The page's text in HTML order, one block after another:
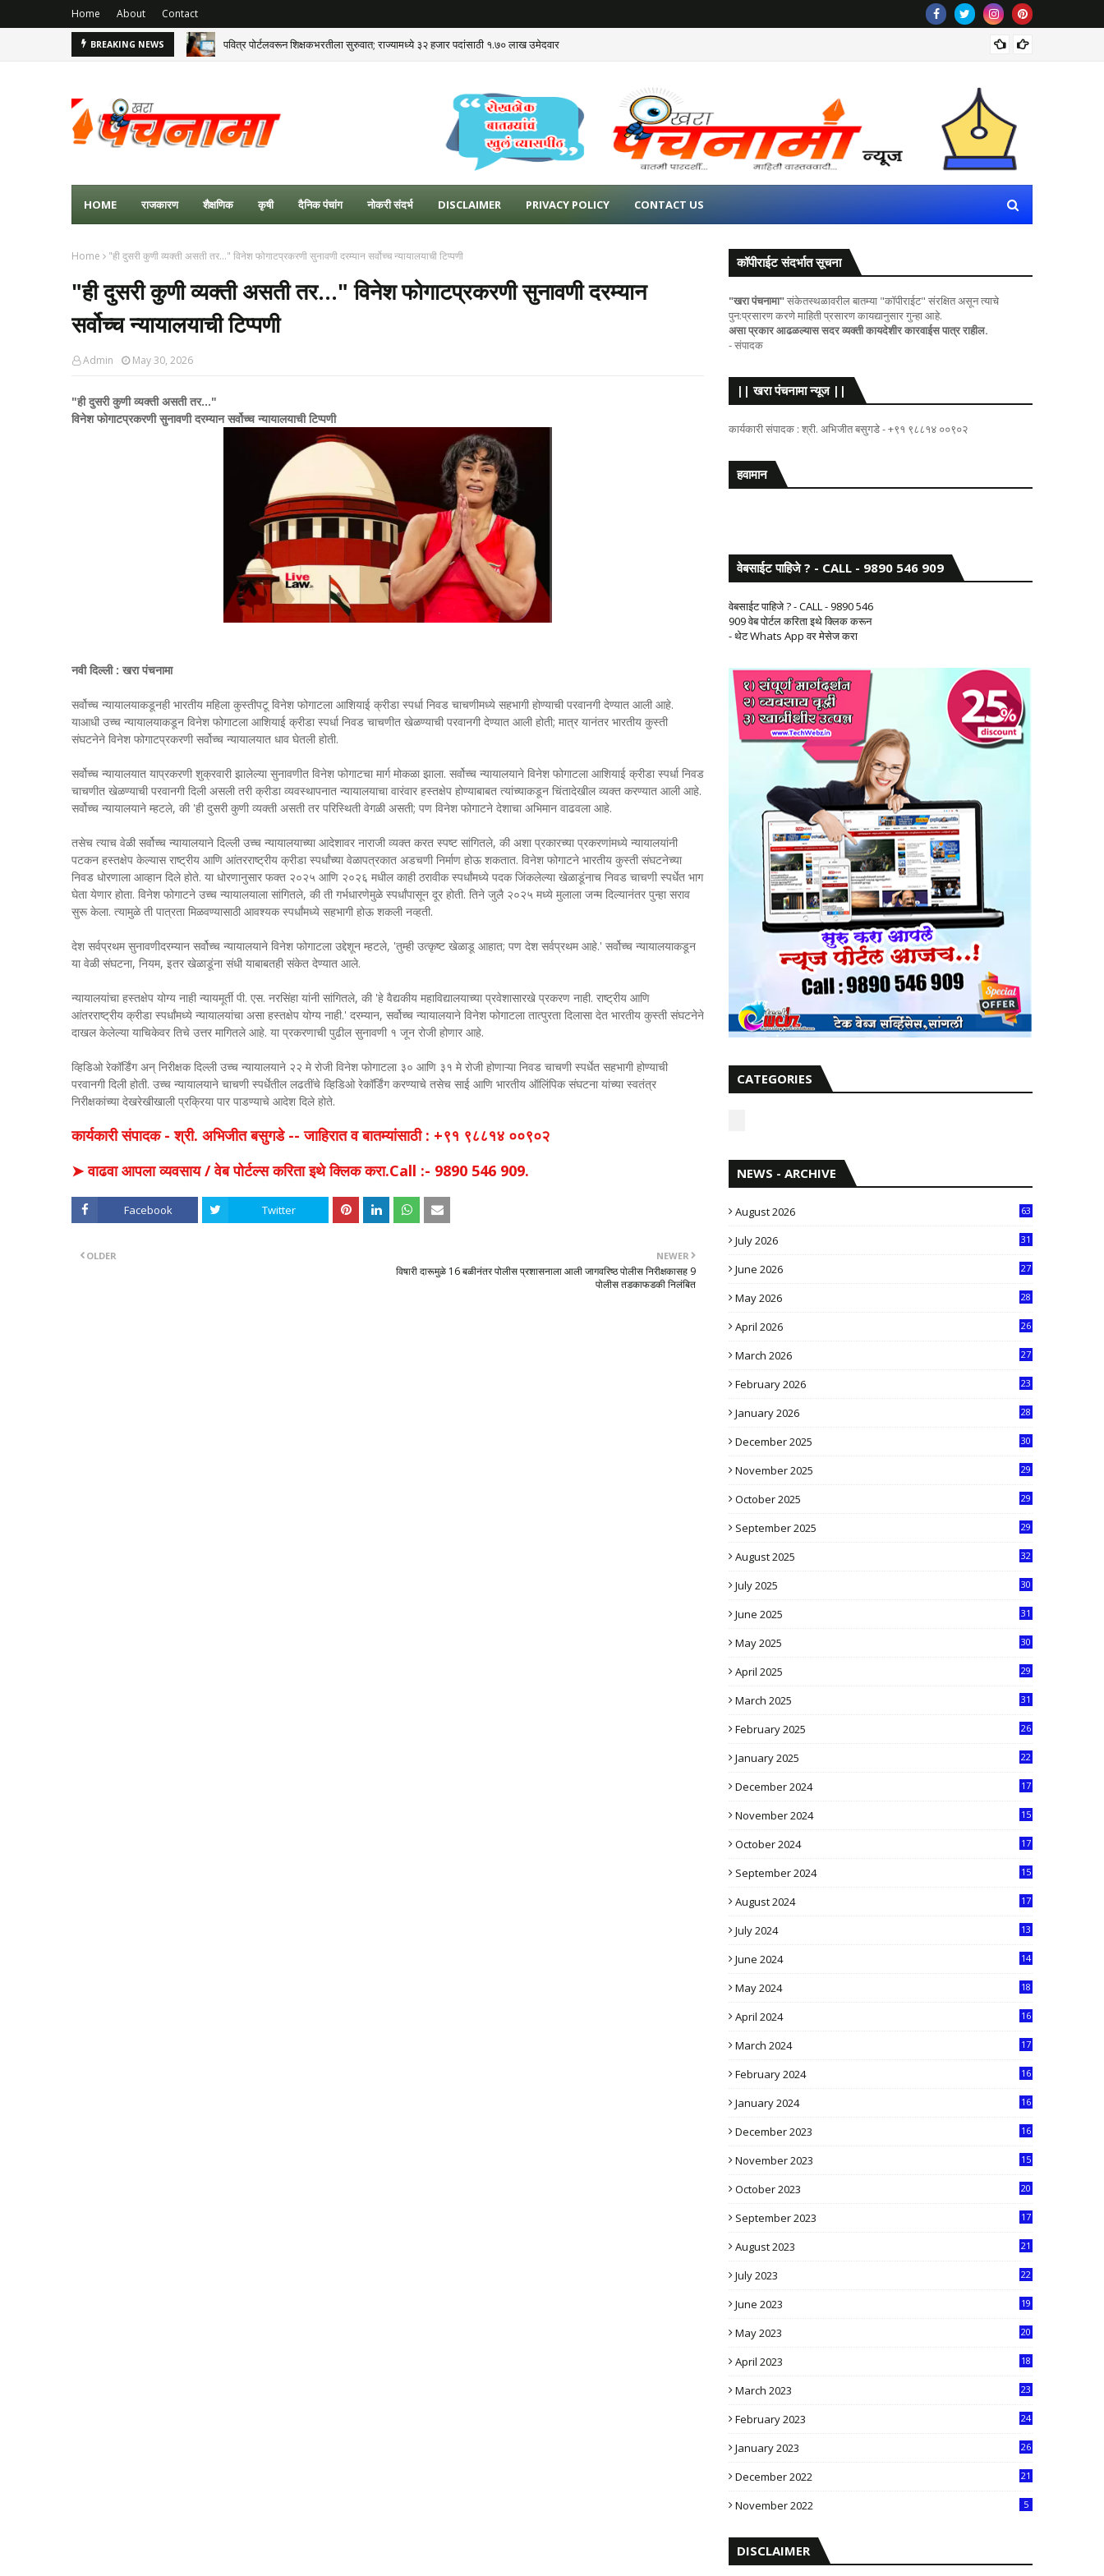
Home About Contact
BREAKING NEWS पवित्र पोर्टलवरून शिक्षकभरतीला सुरुवात; राज्यामध्ये ३२ हजार पदांसाठी १.७० लाख उमेदवार
HOME राजकारण शैक्षणिक कृषी दैनिक पंचांग नोकरी संदर्भ DISCLAIMER PRIVACY POLICY CONTACT US
Home "ही दुसरी कुणी व्यक्ती असती तर..." विनेश फोगाटप्रकरणी सुनावणी दरम्यान सर्वोच्च न्यायालयाची टिप्पणी
"ही दुसरी कुणी व्यक्ती असती तर..." विनेश फोगाटप्रकरणी सुनावणी दरम्यान
सर्वोच्च न्यायालयाची टिप्पणी
Admin May 30, 2026
"ही दुसरी कुणी व्यक्ती असती तर..."
विनेश फोगाटप्रकरणी सुनावणी दरम्यान सर्वोच्च न्यायालयाची टिप्पणी
नवी दिल्ली : खरा पंचनामा
सर्वोच्च न्यायालयाकडूनही भारतीय महिला कुस्तीपटू विनेश फोगाटला आशियाई क्रीडा स्पर्धा निवड चाचणीमध्ये सहभागी होण्याची परवानगी देण्यात आली आहे.
याआधी उच्च न्यायालयाकडून विनेश फोगाटला आशियाई क्रीडा स्पर्धा निवड चाचणीत खेळण्याची परवानगी देण्यात आली होती; मात्र यानंतर भारतीय कुस्ती
संघटनेने विनेश फोगाटप्रकरणी सर्वोच्च न्यायालयात धाव घेतली होती.
सर्वोच्च न्यायालयात याप्रकरणी शुक्रवारी झालेल्या सुनावणीत विनेश फोगाटचा मार्ग मोकळा झाला. सर्वोच्च न्यायालयाने विनेश फोगाटला आशियाई क्रीडा स्पर्धा निवड
चाचणीत खेळण्याची परवानगी दिली असली तरी क्रीडा व्यवस्थापनात न्यायालयाचा वारंवार हस्तक्षेप होण्याबाबत त्यांच्याकडून चिंतादेखील व्यक्त करण्यात आली आहे.
सर्वोच्च न्यायालयाने म्हटले, की 'ही दुसरी कुणी व्यक्ती असती तर परिस्थिती वेगळी असती; पण विनेश फोगाटने देशाचा अभिमान वाढवला आहे.
तसेच त्याच वेळी सर्वोच्च न्यायालयाने दिल्ली उच्च न्यायालयाच्या आदेशावर नाराजी व्यक्त करत स्पष्ट सांगितले, की अशा प्रकारच्या प्रकरणांमध्ये न्यायालयांनी
पटकन हस्तक्षेप केल्यास राष्ट्रीय आणि आंतरराष्ट्रीय क्रीडा स्पर्धांच्या वेळापत्रकात अडचणी निर्माण होऊ शकतात. विनेश फोगाटने भारतीय कुस्ती संघटनेच्या
निवड धोरणाला आव्हान दिले होते. या धोरणानुसार फक्त २०२५ आणि २०२६ मधील काही ठरावीक स्पर्धांमध्ये पदक जिंकलेल्या खेळाडूंनाच निवड चाचणी स्पर्धेत भाग
घेता येणार होता. विनेश फोगाटने उच्च न्यायालयाला सांगितले, की ती गर्भधारणेमुळे स्पर्धांपासून दूर होती. तिने जुलै २०२५ मध्ये मुलाला जन्म दिल्यानंतर पुन्हा सराव
सुरू केला. त्यामुळे ती पात्रता मिळवण्यासाठी आवश्यक स्पर्धांमध्ये सहभागी होऊ शकली नव्हती.
देश सर्वप्रथम सुनावणीदरम्यान सर्वोच्च न्यायालयाने विनेश फोगाटला उद्देशून म्हटले, 'तुम्ही उत्कृष्ट खेळाडू आहात; पण देश सर्वप्रथम आहे.' सर्वोच्च न्यायालयाकडून
या वेळी संघटना, नियम, इतर खेळाडूंना संधी याबाबतही संकेत देण्यात आले.
न्यायालयांचा हस्तक्षेप योग्य नाही न्यायमूर्ती पी. एस. नरसिंहा यांनी सांगितले, की 'हे वैद्यकीय महाविद्यालयाच्या प्रवेशासारखे प्रकरण नाही. राष्ट्रीय आणि
आंतरराष्ट्रीय क्रीडा स्पर्धांमध्ये न्यायालयांचा असा हस्तक्षेप योग्य नाही.' दरम्यान, सर्वोच्च न्यायालयाने विनेश फोगाटला तात्पुरता दिलासा देत भारतीय कुस्ती संघटनेने
दाखल केलेल्या याचिकेवर तिचे उत्तर मागितले आहे. या प्रकरणाची पुढील सुनावणी १ जून रोजी होणार आहे.
व्हिडिओ रेकॉर्डिंग अन् निरीक्षक दिल्ली उच्च न्यायालयाने २२ मे रोजी विनेश फोगाटला ३० आणि ३१ मे रोजी होणाऱ्या निवड चाचणी स्पर्धेत सहभागी होण्याची
परवानगी दिली होती. उच्च न्यायालयाने चाचणी स्पर्धेतील लढतींचे व्हिडिओ रेकॉर्डिंग करण्याचे तसेच साई आणि भारतीय ऑलिंपिक संघटना यांच्या स्वतंत्र
निरीक्षकांच्या देखरेखीखाली प्रक्रिया पार पाडण्याचे आदेश दिले होते.
कार्यकारी संपादक - श्री. अभिजीत बसुगडे -- जाहिरात व बातम्यांसाठी : +९१ ९८८१४ ००९०२
➤ वाढवा आपला व्यवसाय / वेब पोर्टल्स करिता इथे क्लिक करा.Call :- 9890 546 909.
Facebook Twitter
NEWER
विषारी दारूमुळे 16 बळीनंतर पोलीस प्रशासनाला आली जागवरिष्ठ पोलीस निरीक्षकासह 9
पोलीस तडकाफडकी निलंबित
OLDER
कॉपीराईट संदर्भात सूचना
"खरा पंचनामा"संकेतस्थळावरील बातम्या "कॉपीराईट" संरक्षित असून त्याचे
पुन:प्रसारण करणे माहिती प्रसारण कायद्यानुसार गुन्हा आहे.
असा प्रकार आढळल्यास सदर व्यक्ती कायदेशीर कारवाईस पात्र राहील.
- संपादक
|| खरा पंचनामा न्यूज ||
कार्यकारी संपादक : श्री. अभिजीत बसुगडे - +९१ ९८८१४ ००९०२
हवामान
वेबसाईट पाहिजे ? - CALL - 9890 546 909
वेबसाईट पाहिजे ? - CALL - 9890 546
909 वेब पोर्टल करिता इथे क्लिक करून
- थेट Whats App वर मेसेज करा
CATEGORIES
NEWS - ARCHIVE
August 2026 63
July 2026
31
June 2026
27
May 2026
28
April 2026
26
March 2026
27
February 2026
23
January 2026
28
December 2025
30
November 2025
29
October 2025
29
September 2025
29
August 2025
32
July 2025
30
June 2025
31
May 2025
30
April 2025
29
March 2025
31
February 2025
26
January 2025
22
December 2024
17
November 2024
15
October 2024
17
September 2024
15
August 2024
17
July 2024
13
June 2024
14
May 2024
18
April 2024
16
March 2024
17
February 2024
16
January 2024
16
December 2023
16
November 2023
15
October 2023
20
September 2023
17
August 2023
21
July 2023
22
June 2023
19
May 2023
20
April 2023
18
March 2023
23
February 2023
24
January 2023
26
December 2022
21
November 2022 5
DISCLAIMER